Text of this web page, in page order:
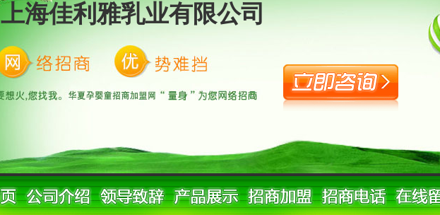
上海佳利雅乳业有限公司